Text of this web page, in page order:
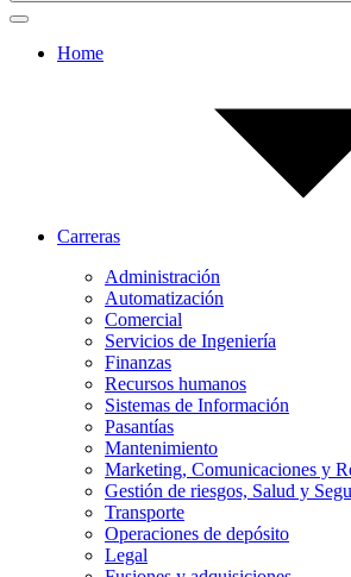
Home
Carreras
Administración
Automatización
Comercial
Servicios de Ingeniería
Finanzas
Recursos humanos
Sistemas de Información
Pasantías
Mantenimiento
Marketing, Comunicaciones y
Gestión de riesgos, Salud y
Transporte
Operaciones de depósito
Legal